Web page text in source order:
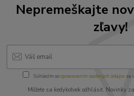
Nepremeškajte
zľavy!
Súhlasím sospracovaním osobných údajov za
Môžete sa kedykoľvek odhlásiť. Novinky